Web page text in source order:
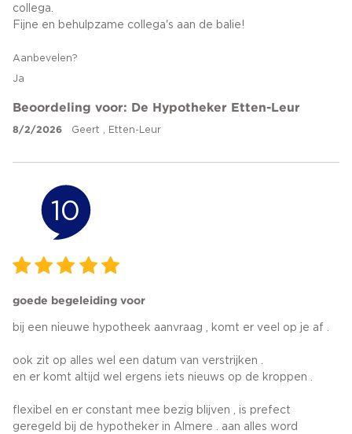
collega.
Fijne en behulpzame collega's aan de balie!
Aanbevelen?
Ja
Beoordeling voor: De Hypotheker Etten-Leur
8/2/2026 Geert , Etten-Leur
10
goede begeleiding voor
bij een nieuwe hypotheek aanvraag , komt er veel op je af .
ook zit op alles wel een datum van verstrijken .
en er komt altijd wel ergens iets nieuws op de kroppen .
flexibel en er constant mee bezig blijven , is prefect
geregeld bij de hypotheker in Almere . aan alles word